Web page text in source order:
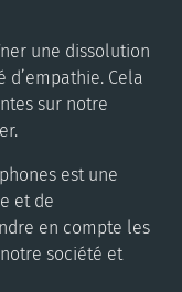
une dissolution
Cela
sur notre
est une
et de
en compte les
société et